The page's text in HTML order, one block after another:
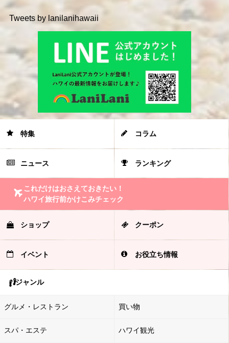
Tweets by lanilanihawaii
特集 コラム
ニュース ランキング
これだけはおさえておきたい！
ハワイ旅行前かけこみチェック
ショップ クーポン
イベント お役立ち情報
ジャンル
グルメ・レストラン 買い物
スパ・エステ ハワイ観光